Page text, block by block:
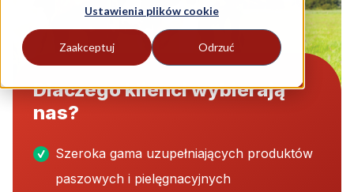
Ustawienia plików cookie
Zaakceptuj Odrzuć
Dlaczego klienci wybierają
nas?
Szeroka gama uzupełniających produktów
paszowych i pielęgnacyjnych